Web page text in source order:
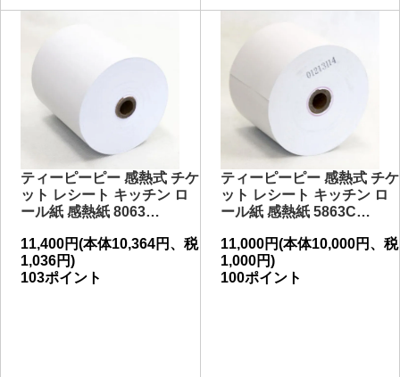
ティーピーピー 感熱式 チケ
ット レシート キッチン ロ
ール紙 感熱紙 8063…
11,400円(本体10,364円、税
1,036円)
103ポイント
ティーピーピー 感熱式 チケ
ット レシート キッチン ロ
ール紙 感熱紙 5863C…
11,000円(本体10,000円、税
1,000円)
100ポイント